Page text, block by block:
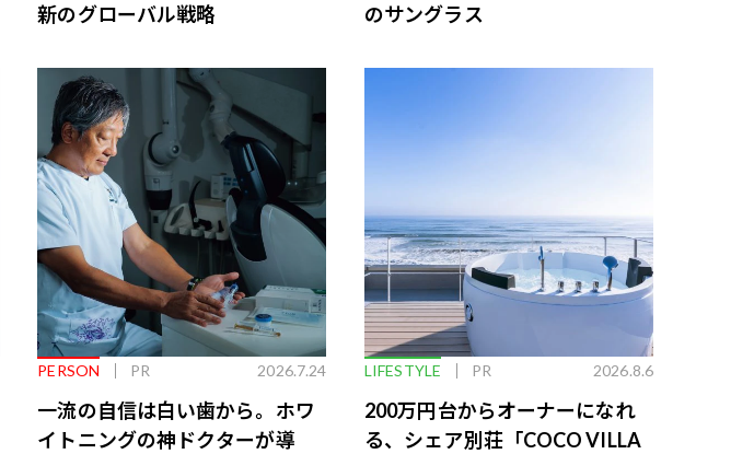
新のグローバル戦略
のサングラス
PERSON PR 2026.7.24
一流の自信は白い歯から。ホワ
イトニングの神ドクターが導
LIFESTYLE PR 2026.8.6
200万円台からオーナーになれ
る、シェア別荘「COCO VILLA